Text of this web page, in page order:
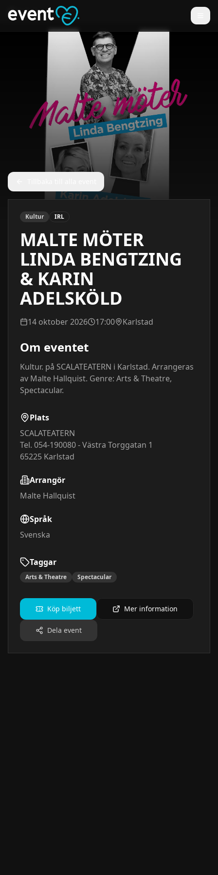
Kultur IRL
MALTE MÖTER
LINDA BENGTZING
& KARIN
ADELSKÖLD
14 oktober 2026 17:00 Karlstad
Om eventet
Kultur. på SCALATEATERN i Karlstad. Arrangeras
av Malte Hallquist. Genre: Arts & Theatre,
Spectacular.
Plats
SCALATEATERN
Tel. 054-190080 - Västra Torggatan 1
65225 Karlstad
Arrangör
Malte Hallquist
Språk
Svenska
Taggar
Arts & Theatre Spectacular
Köp biljett Mer information
Dela event